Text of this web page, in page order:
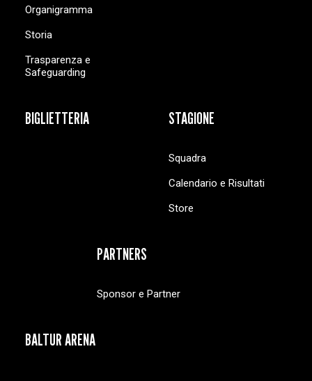
Organigramma
Storia
Trasparenza e
Safeguarding
BIGLIETTERIA STAGIONE
Squadra
Calendario e Risultati
Store
PARTNERS
Sponsor e Partner
BALTUR ARENA